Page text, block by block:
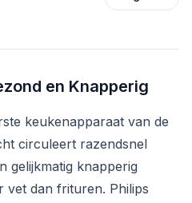
en Knapperig
keukenapparaat van de
circuleert razendsnel
gelijkmatig knapperig
vet dan frituren. Philips